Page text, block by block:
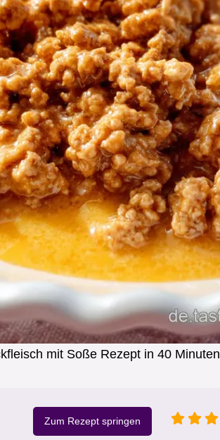
mit Soße Rezept in 40 Minuten
Zum Rezept springen